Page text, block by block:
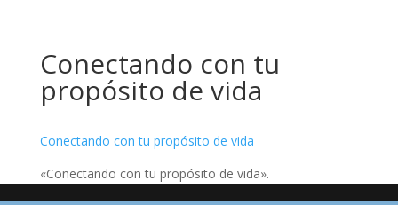
Conectando con tu
propósito de vida
Conectando con tu propósito de vida
«Conectando con tu propósito de vida».